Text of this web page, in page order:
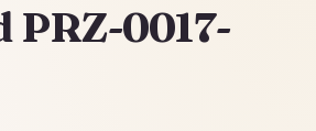
PRZ-0017-